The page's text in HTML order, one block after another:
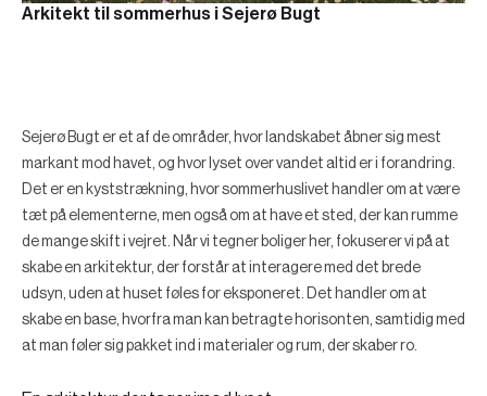
Arkitekt til sommerhus i Sejerø Bugt
Sejerø Bugt er et af de områder, hvor landskabet åbner sig mest
markant mod havet, og hvor lyset over vandet altid er i forandring.
Det er en kyststrækning, hvor sommerhuslivet handler om at være
tæt på elementerne, men også om at have et sted, der kan rumme
de mange skift i vejret. Når vi tegner boliger her, fokuserer vi på at
skabe en arkitektur, der forstår at interagere med det brede
udsyn, uden at huset føles for eksponeret. Det handler om at
skabe en base, hvorfra man kan betragte horisonten, samtidig med
at man føler sig pakket ind i materialer og rum, der skaber ro.